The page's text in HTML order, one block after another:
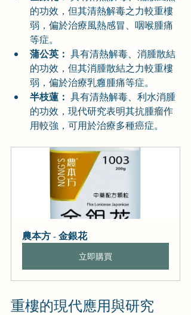
的功效，但其清熱解毒之力較重樓
弱，偏於治療風熱感冒、咽喉腫痛
等症。
蒲公英： 具有清熱解毒、消腫散結
的功效，但其消腫散結之力較重樓
弱，偏於治療乳癰腫痛等症。
半枝蓮： 具有清熱解毒、利水消腫
的功效，現代研究表明其抗腫瘤作
用較強，可用於治療多種癌症。
農本方 - 金銀花
立即購買
重樓的現代應用與研究